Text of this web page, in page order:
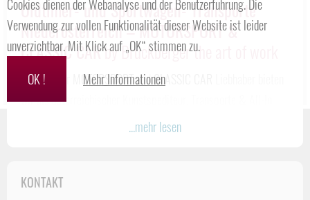
Cookies dienen der Webanalyse und der Benutzerführung. Die
Verwendung zur vollen Funktionalität dieser Website ist leider
unverzichtbar. Mit Klick auf „OK“ stimmen zu.
OK !
Mehr Informationen
Oldtimer- und Sportwagen- Transporte
Niederösterreich – MOTORSPORT &
CLASSIC CARby Bruckberger the art of work
Exklusiv für MOTORSPORTundCLASSIC CAR
wir als österreichischer Kunstspediteur, Transporte & All-In
Logistic für Rennfahrzeugen, Prototypen, Classic Cars,
TRANSPORT & LOGISTIC
...mehr lesen
KONTAKT